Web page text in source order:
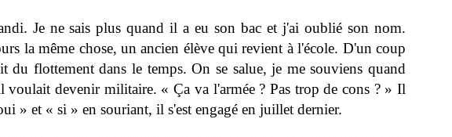
Je ne sais plus quand il a eu son bac et j'ai oublié son nom.
la même chose, un ancien élève qui revient à l'école. D'un coup
du flottement dans le temps. On se salue, je me souviens quand
voulait devenir militaire. « Ça va l'armée ? Pas trop de cons ? » Il
» et « si » en souriant, il s'est engagé en juillet dernier.